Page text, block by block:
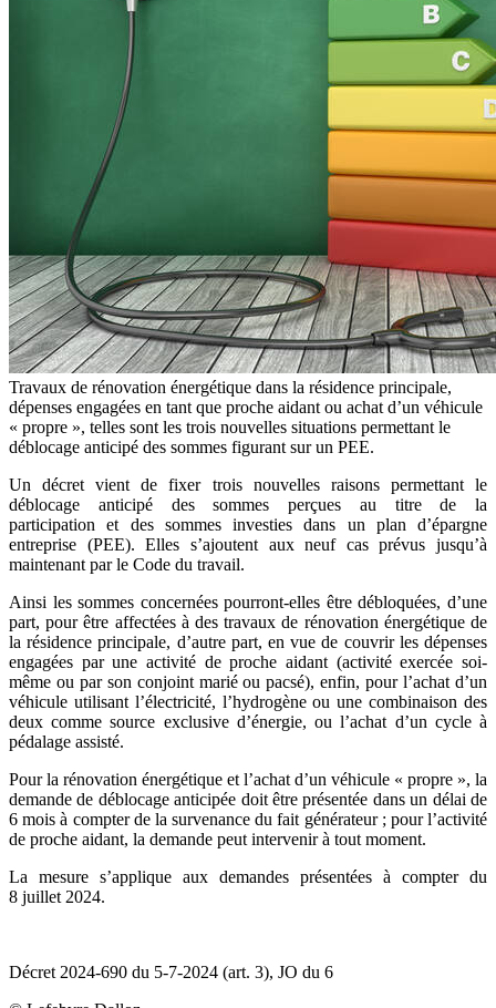
Travaux de rénovation énergétique dans la résidence principale,
dépenses engagées en tant que proche aidant ou achat d’un véhicule
« propre », telles sont les trois nouvelles situations permettant le
déblocage anticipé des sommes figurant sur un PEE.
Un décret vient de fixer trois nouvelles raisons permettant le
déblocage anticipé des sommes perçues au titre de la
participation et des sommes investies dans un plan d’épargne
entreprise (PEE). Elles s’ajoutent aux neuf cas prévus jusqu’à
maintenant par le Code du travail.
Ainsi les sommes concernées pourront-elles être débloquées, d’une
part, pour être affectées à des travaux de rénovation énergétique de
la résidence principale, d’autre part, en vue de couvrir les dépenses
engagées par une activité de proche aidant (activité exercée soi-
même ou par son conjoint marié ou pacsé), enfin, pour l’achat d’un
véhicule utilisant l’électricité, l’hydrogène ou une combinaison des
deux comme source exclusive d’énergie, ou l’achat d’un cycle à
pédalage assisté.
Pour la rénovation énergétique et l’achat d’un véhicule « propre », la
demande de déblocage anticipée doit être présentée dans un délai de
6 mois à compter de la survenance du fait générateur ; pour l’activité
de proche aidant, la demande peut intervenir à tout moment.
La mesure s’applique aux demandes présentées à compter du
8 juillet 2024.
Décret 2024-690 du 5-7-2024 (art. 3), JO du 6